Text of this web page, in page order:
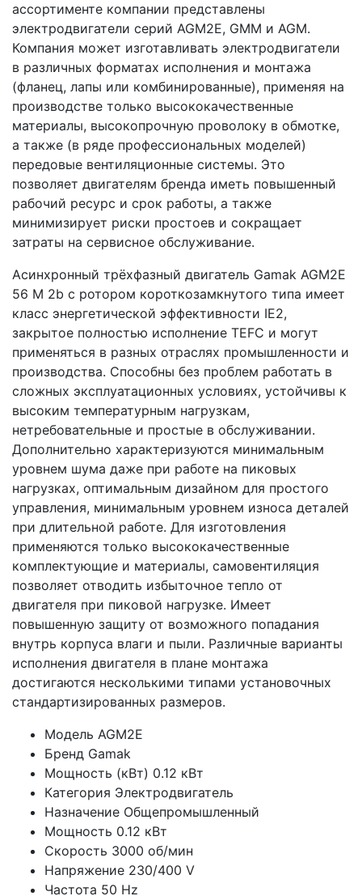
ассортименте компании представлены
электродвигатели серий AGM2E, GMM и AGM.
Компания может изготавливать электродвигатели
в различных форматах исполнения и монтажа
(фланец, лапы или комбинированные), применяя на
производстве только высококачественные
материалы, высокопрочную проволоку в обмотке,
а также (в ряде профессиональных моделей)
передовые вентиляционные системы. Это
позволяет двигателям бренда иметь повышенный
рабочий ресурс и срок работы, а также
минимизирует риски простоев и сокращает
затраты на сервисное обслуживание.
Асинхронный трёхфазный двигатель Gamak AGM2E
56 M 2b с ротором короткозамкнутого типа имеет
класс энергетической эффективности IE2,
закрытое полностью исполнение TEFC и могут
применяться в разных отраслях промышленности и
производства. Способны без проблем работать в
сложных эксплуатационных условиях, устойчивы к
высоким температурным нагрузкам,
нетребовательные и простые в обслуживании.
Дополнительно характеризуются минимальным
уровнем шума даже при работе на пиковых
нагрузках, оптимальным дизайном для простого
управления, минимальным уровнем износа деталей
при длительной работе. Для изготовления
применяются только высококачественные
комплектующие и материалы, самовентиляция
позволяет отводить избыточное тепло от
двигателя при пиковой нагрузке. Имеет
повышенную защиту от возможного попадания
внутрь корпуса влаги и пыли. Различные варианты
исполнения двигателя в плане монтажа
достигаются несколькими типами установочных
стандартизированных размеров.
Модель AGM2E
Бренд Gamak
Мощность (кВт) 0.12 кВт
Категория Электродвигатель
Назначение Общепромышленный
Мощность 0.12 кВт
Скорость 3000 об/мин
Напряжение 230/400 V
Частота 50 Hz